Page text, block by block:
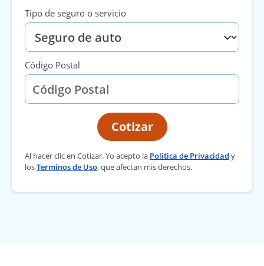
Tipo de seguro o servicio
Código Postal
Cotizar
Al hacer clic en Cotizar, Yo acepto la Politica de Privacidad y
losTerminos de Uso, que afectan mis derechos.